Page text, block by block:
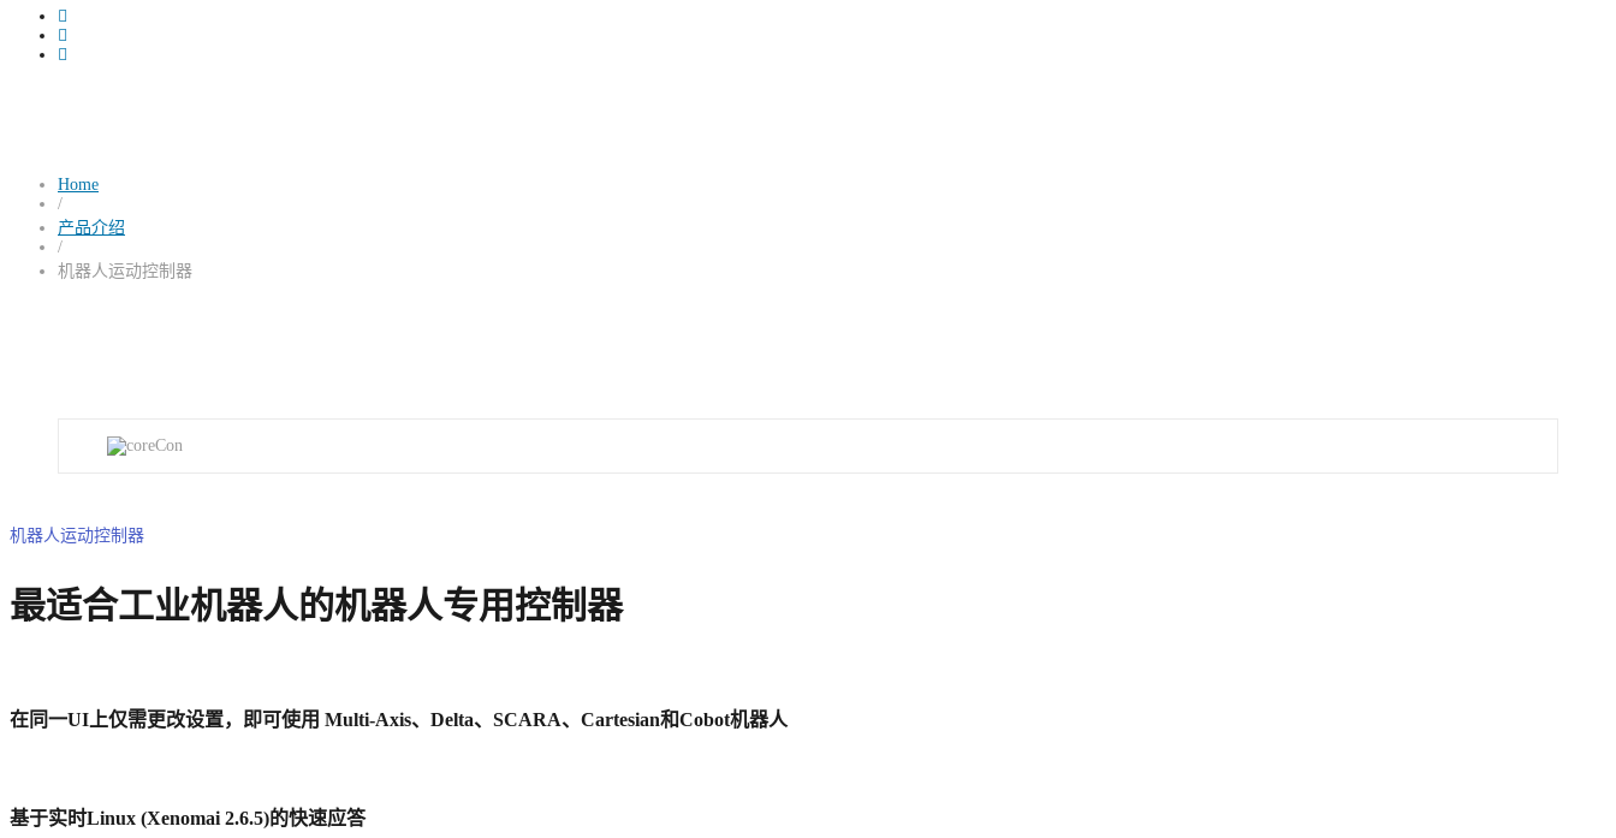
Home
/
产品介绍
/
机器人运动控制器
机器人运动控制器
最适合工业机器人的机器人专用控制器
在同一UI上仅需更改设置，即可使用 Multi-Axis、Delta、SCARA、Cartesian和Cobot机器人
基于实时Linux (Xenomai 2.6.5)的快速应答